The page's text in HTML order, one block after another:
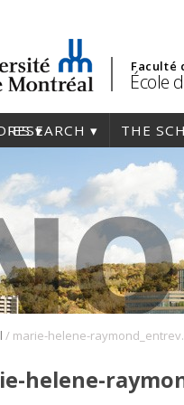
Faculté
École
RESEARCH THE
/
helene-